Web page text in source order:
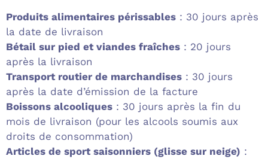
Produits alimentaires périssables : 30 jours après
la date de livraison
Bétail sur pied et viandes fraîches : 20 jours
après la livraison
Transport routier de marchandises : 30 jours
après la date d’émission de la facture
Boissons alcooliques : 30 jours après la fin du
mois de livraison (pour les alcools soumis aux
droits de consommation)
Articles de sport saisonniers (glisse sur neige) :